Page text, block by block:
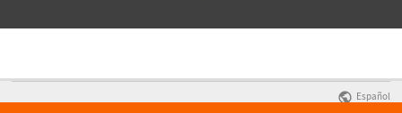
Español